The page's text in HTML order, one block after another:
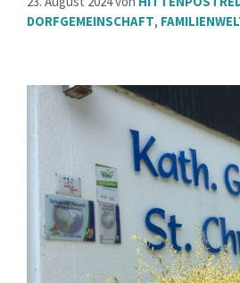
DORFGEMEINSCHAFT,